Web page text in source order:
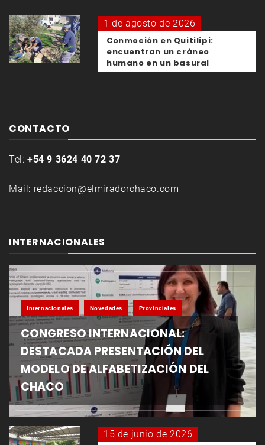
1 de agosto de 2026
Conmoción en Quitilipi:
encuentran un cráneo
humano en un basural
CONTACTO
Tel: +54 9 3624 40 72 37
Mail: redaccion@elmiradorchaco.com
INTERNACIONALES
Internacionales Novedades Provinciales
CONGRESO INTERNACIONAL:
DESTACADA PRESENTACIÓN DEL
MODELO DE ALFABETIZACIÓN DEL
CHACO
15 de junio de 2026